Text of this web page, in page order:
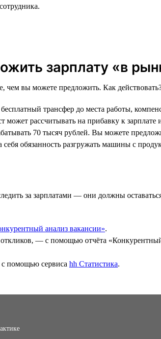
зарплату «в
чем вы можете предложить. Как
трансфер до места работы,
может рассчитывать на прибавку к
70 тысяч рублей. Вы можете
обязанность разгружать машины с
за зарплатами — они должны
анализ вакансии».
откликов, — с помощью отчёта
помощью сервиса hh Статистика.